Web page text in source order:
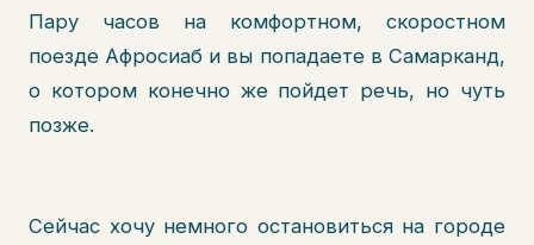
Пару часов на комфортном, скоростном
поезде Афросиаб и вы попадаете в Самарканд,
о котором конечно же пойдет речь, но чуть
позже.
Сейчас хочу немного остановиться на городе